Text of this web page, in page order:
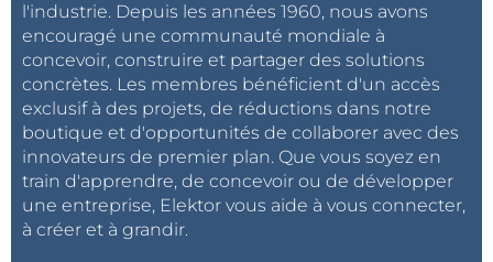
l'industrie. Depuis les années 1960, nous avons
encouragé une communauté mondiale à
concevoir, construire et partager des solutions
concrètes. Les membres bénéficient d'un accès
exclusif à des projets, de réductions dans notre
boutique et d'opportunités de collaborer avec des
innovateurs de premier plan. Que vous soyez en
train d'apprendre, de concevoir ou de développer
une entreprise, Elektor vous aide à vous connecter,
à créer et à grandir.